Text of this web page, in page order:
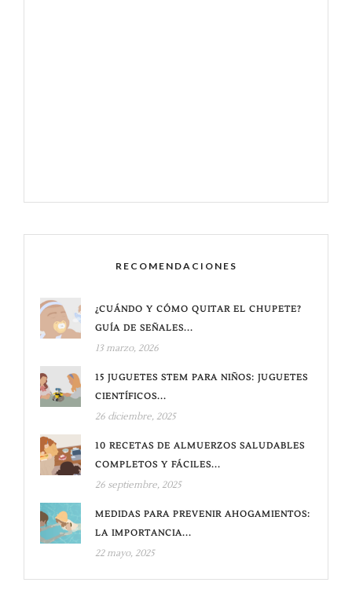
RECOMENDACIONES
¿CUÁNDO Y CÓMO QUITAR EL CHUPETE?
GUÍA DE SEÑALES...
13 marzo, 2026
15 JUGUETES STEM PARA NIÑOS: JUGUETES
CIENTÍFICOS...
26 diciembre, 2025
10 RECETAS DE ALMUERZOS SALUDABLES
COMPLETOS Y FÁCILES...
26 septiembre, 2025
MEDIDAS PARA PREVENIR AHOGAMIENTOS:
LA IMPORTANCIA...
22 mayo, 2025